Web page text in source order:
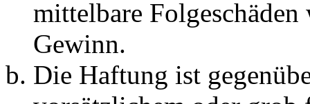
mittelbare Folgeschäden
Gewinn.
Die Haftung ist